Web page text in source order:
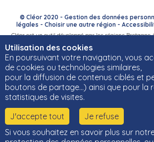
Utilisation des cookies
En poursuivant votre navigation, vous
de cookies ou technologies similaires,
pour la diffusion de contenus ciblés et
boutons de partage…) ainsi que pour la
statistiques de visites.
J'accepte tout
Je refuse
Si vous souhaitez en savoir plus sur
© Cléor 2020 - Gestion des données
légales - Choisir une autre région-
Cléor est un outil développé par les régions Bretagne,